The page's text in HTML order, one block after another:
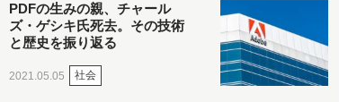
PDFの生みの親、チャール
ズ・ゲシキ氏死去。その技術
と歴史を振り返る
2021.05.05 社会